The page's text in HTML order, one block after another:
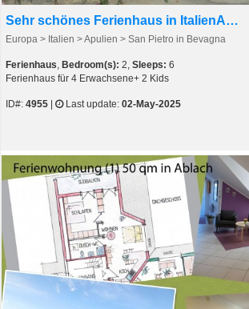
Sehr schönes Ferienhaus in ItalienApulien 400m v.Meer
Europa > Italien > Apulien > San Pietro in Bevagna
Ferienhaus, Bedroom(s): 2, Sleeps: 6
Ferienhaus für 4 Erwachsene+ 2 Kids
ID#: 4955 Last update: 02-May-2025